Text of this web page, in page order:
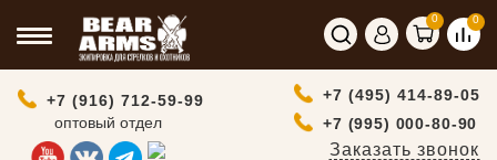
0 0
+7 (916) 712-59-99
оптовый отдел
+7 (495) 414-89-05
+7 (995) 000-80-90
Заказать звонок